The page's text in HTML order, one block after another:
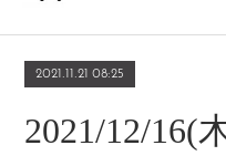
2021.11.21 08:25
2021/12/16(